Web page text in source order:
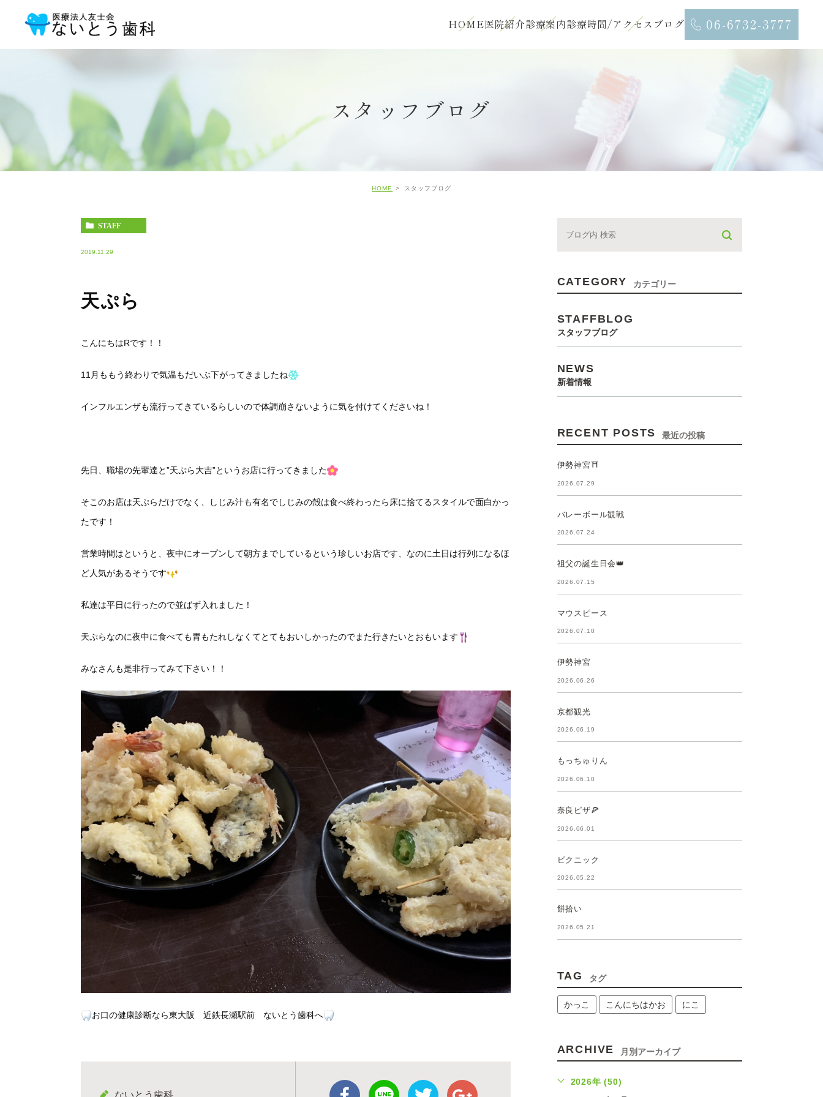
HOME医院紹介診療案内診療時間/アクセス ブログ 06-6732-3777
スタッフブログ
HOME スタッフブログ
STAFF
2019.11.29
天ぷら
こんにちはRです！！
11月ももう終わりで気温もだいぶ下がってきましたね
インフルエンザも流行ってきているらしいので体調崩さないように気を付けてくださいね！
先日、職場の先輩達と”天ぷら大吉”というお店に行ってきました
そこのお店は天ぷらだけでなく、しじみ汁も有名でしじみの殻は食べ終わったら床に捨てるスタイルで面白かっ
たです！
営業時間はというと、夜中にオープンして朝方までしているという珍しいお店です、なのに土日は行列になるほ
ど人気があるそうです
私達は平日に行ったので並ばず入れました！
天ぷらなのに夜中に食べても胃もたれしなくてとてもおいしかったのでまた行きたいとおもいます
みなさんも是非行ってみて下さい！！
お口の健康診断なら東大阪 近鉄長瀬駅前 ないとう歯科へ
ないとう歯科
CATEGORY カテゴリー
STAFFBLOG
スタッフブログ
NEWS
新着情報
RECENT POSTS 最近の投稿
伊勢神宮⛩️
2026.07.29
バレーボール観戦
2026.07.24
祖父の誕生日会👑
2026.07.15
マウスピース
2026.07.10
伊勢神宮
2026.06.26
京都観光
2026.06.19
もっちゅりん
2026.06.10
奈良ピザ🍕
2026.06.01
ピクニック
2026.05.22
餅拾い
2026.05.21
TAG タグ
かっこ こんにちはかお にこ
ARCHIVE 月別アーカイブ
2026年 (50)